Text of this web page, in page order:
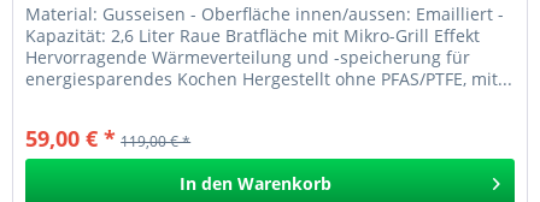
Material: Gusseisen - Oberfläche innen/aussen: Emailliert -
Kapazität: 2,6 Liter Raue Bratfläche mit Mikro-Grill Effekt
Hervorragende Wärmeverteilung und -speicherung für
energiesparendes Kochen Hergestellt ohne PFAS/PTFE, mit...
59,00 € * 119,00 € *
In den Warenkorb